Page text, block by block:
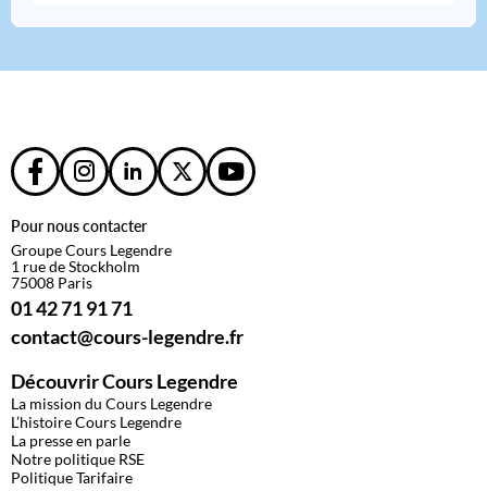
Pour nous contacter
Groupe Cours Legendre
1 rue de Stockholm
75008 Paris
01 42 71 91 71
contact@cours-legendre.fr
Découvrir Cours Legendre
La mission du Cours Legendre
L’histoire Cours Legendre
La presse en parle
Notre politique RSE
Politique Tarifaire